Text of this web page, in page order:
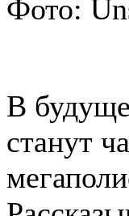
Фото:
В
станут